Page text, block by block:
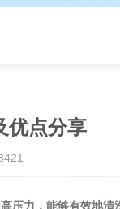
优点分享
力，能够有效地清